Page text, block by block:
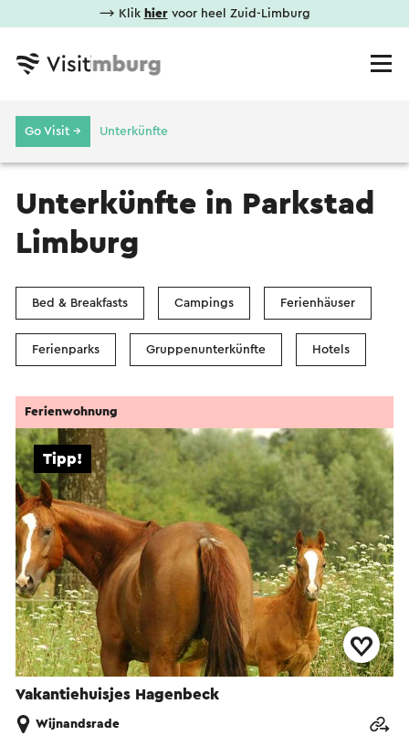
⟶ Klik hiervoor heel Zuid-Limburg
Go Visit → Unterkünfte
Unterkünfte in Parkstad
Limburg
Bed & Breakfasts Campings Ferienhäuser
Ferienparks Gruppenunterkünfte Hotels
Vakantiehuisjes Hagenbeck
Tipp!
Ferienwohnung
Wijnandsrade